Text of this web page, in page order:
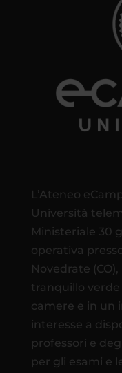
L’Ateneo
Università
Ministeriale 30
operativa
Novedrate
tranquillo verde
camere e in un
interesse a
professori e
per gli esami e